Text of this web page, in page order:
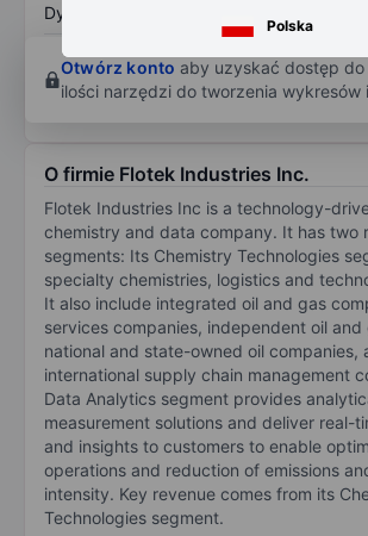
Polska
Dywidenda na akcję
Zwrot z kapitału
własnego
XXXXXXX
Otwórz konto aby uzyskać dostęp do
ilości narzędzi do tworzenia wykresów
O firmie Flotek Industries Inc.
Flotek Industries Inc is a technology-
chemistry and data company. It has two
segments: Its Chemistry Technologies
specialty chemistries, logistics and
It also include integrated oil and gas
services companies, independent oil and
national and state-owned oil companies,
international supply chain management
Data Analytics segment provides
measurement solutions and deliver real-
and insights to customers to enable
operations and reduction of emissions
intensity. Key revenue comes from its
Technologies segment.